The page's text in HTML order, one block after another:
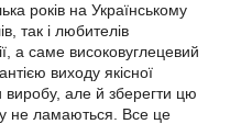
років на Українському
так і любителів
а саме високовуглецевий
виходу якісної
виробу, але й зберегти цю
не ламаються. Все це